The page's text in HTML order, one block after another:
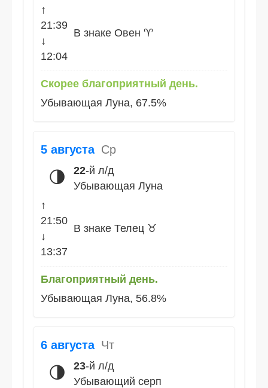
↑
21:39
↓
12:04
В знаке Овен ♈
Скорее благоприятный день.
Убывающая Луна, 67.5%
5 августа Ср
🌗 22-й л/д
Убывающая Луна
↑
21:50
↓
13:37
В знаке Телец ♉
Благоприятный день.
Убывающая Луна, 56.8%
6 августа Чт
🌗 23-й л/д
Убывающий серп